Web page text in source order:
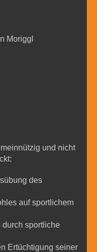
Moriggl
und nicht
des
auf sportlichem
durch sportliche
Ertüchtigung seiner